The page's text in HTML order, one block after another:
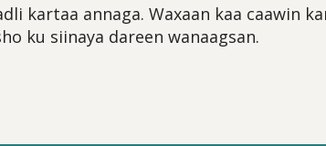
kartaa annaga. Waxaan kaa caawin
ku siinaya dareen wanaagsan.
öppna delningsalternativ.